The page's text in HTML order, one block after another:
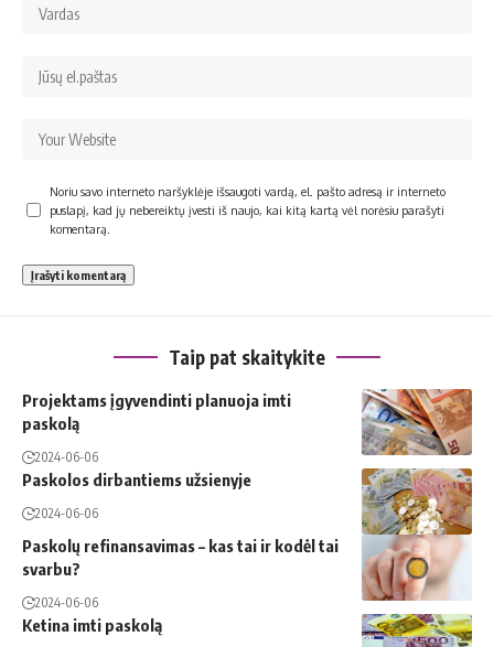
Noriu savo interneto naršyklėje išsaugoti vardą, el. pašto adresą ir interneto
puslapį, kad jų nebereiktų įvesti iš naujo, kai kitą kartą vėl norėsiu parašyti
komentarą.
Taip pat skaitykite
Projektams įgyvendinti planuoja imti
paskolą
2024-06-06
Paskolos dirbantiems užsienyje
2024-06-06
Paskolų refinansavimas – kas tai ir kodėl tai
svarbu?
2024-06-06
Ketina imti paskolą